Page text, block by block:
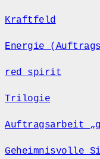
Kraftfeld
Energie
red spirit
Trilogie
Auftragsarbeit
Geheimnisvolle